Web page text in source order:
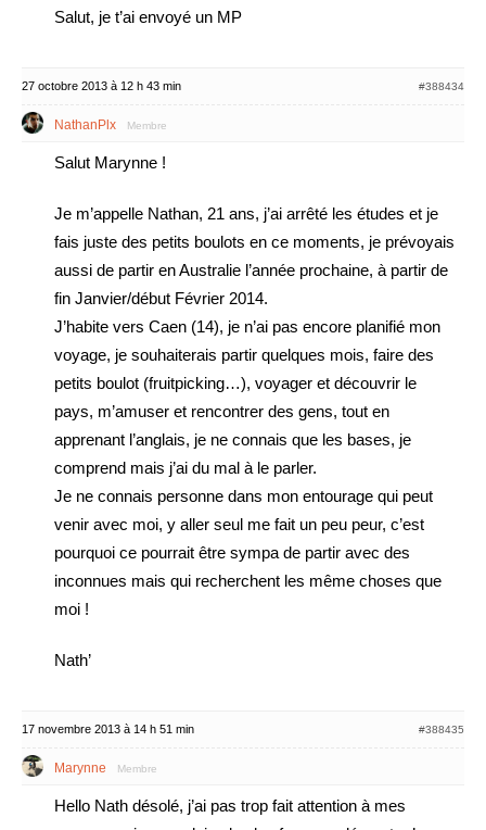
Salut, je t’ai envoyé un MP
27 octobre 2013 à 12 h 43 min #388434
NathanPlx Membre
Salut Marynne !
Je m’appelle Nathan, 21 ans, j’ai arrêté les études et je
fais juste des petits boulots en ce moments, je prévoyais
aussi de partir en Australie l’année prochaine, à partir de
fin Janvier/début Février 2014.
J’habite vers Caen (14), je n’ai pas encore planifié mon
voyage, je souhaiterais partir quelques mois, faire des
petits boulot (fruitpicking…), voyager et découvrir le
pays, m’amuser et rencontrer des gens, tout en
apprenant l’anglais, je ne connais que les bases, je
comprend mais j’ai du mal à le parler.
Je ne connais personne dans mon entourage qui peut
venir avec moi, y aller seul me fait un peu peur, c’est
pourquoi ce pourrait être sympa de partir avec des
inconnues mais qui recherchent les même choses que
moi !
Nath’
17 novembre 2013 à 14 h 51 min #388435
Marynne Membre
Hello Nath désolé, j’ai pas trop fait attention à mes